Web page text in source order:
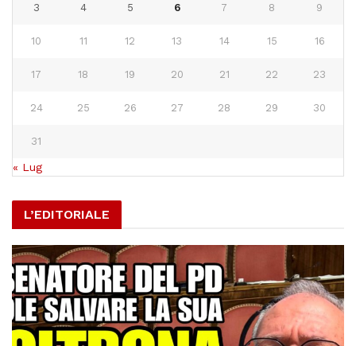
3 4 5 6 7 8 9
10 11 12 13 14 15 16
17 18 19 20 21 22 23
24 25 26 27 28 29 30
31
« Lug
L’EDITORIALE